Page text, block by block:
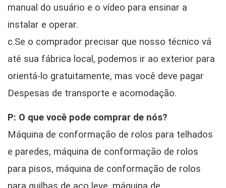
manual do usuário e o vídeo para ensinar a
instalar e operar.
c.Se o comprador precisar que nosso técnico vá
até sua fábrica local, podemos ir ao exterior para
orientá-lo gratuitamente, mas você deve pagar
Despesas de transporte e acomodação.
P: O que você pode comprar de nós?
Máquina de conformação de rolos para telhados
e paredes, máquina de conformação de rolos
para pisos, máquina de conformação de rolos